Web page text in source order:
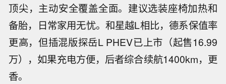
顶尖，主动安全覆盖全面。建议选装座椅加热和
备胎，日常家用无忧。和星越L相比，德系保值率
更高，但插混版探岳L PHEV已上市（起售16.99
万），如果充电方便，后者综合续航1400km，更
香。